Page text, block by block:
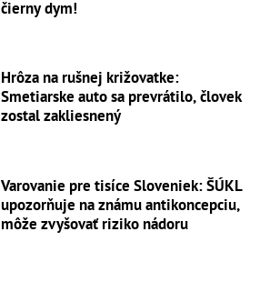
čierny dym!
Hrôza na rušnej križovatke:
Smetiarske auto sa prevrátilo, človek
zostal zakliesnený
Varovanie pre tisíce Sloveniek: ŠÚKL
upozorňuje na známu antikoncepciu,
môže zvyšovať riziko nádoru